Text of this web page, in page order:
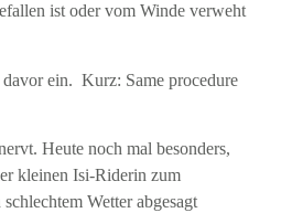
ist oder vom Winde verweht
ein. Kurz: Same procedure
Heute noch mal besonders,
kleinen Isi-Riderin zum
Wetter abgesagt